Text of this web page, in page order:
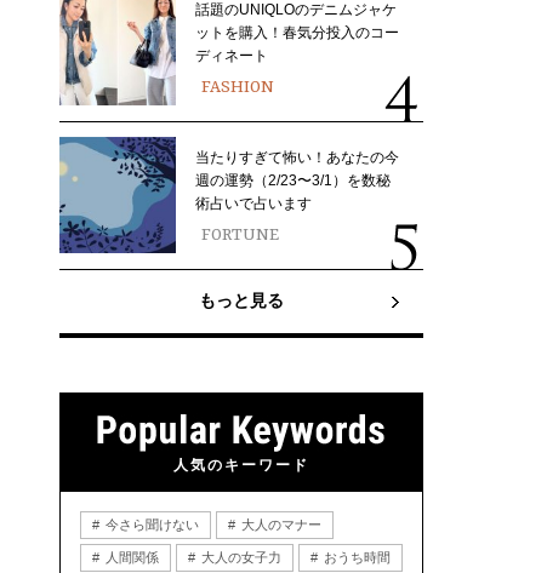
話題のUNIQLOのデニムジャケ
ットを購入！春気分投入のコー
ディネート
FASHION
当たりすぎて怖い！あなたの今
週の運勢（2/23〜3/1）を数秘
術占いで占います
FORTUNE
もっと見る
人気のキーワード
今さら聞けない 大人のマナー
人間関係 大人の女子力 おうち時間